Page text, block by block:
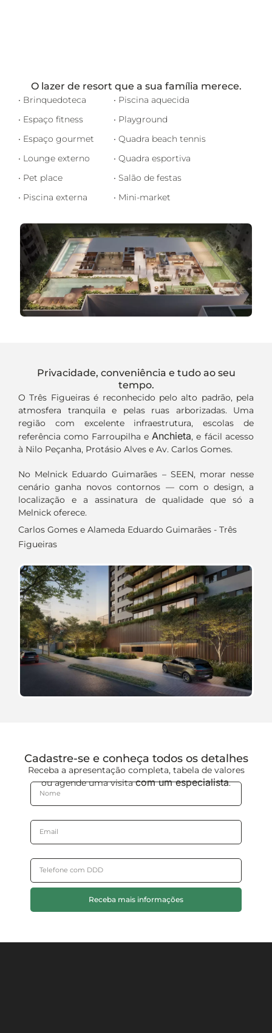
O lazer de resort que a sua família merece.
• Brinquedoteca
• Espaço fitness
• Espaço gourmet
• Lounge externo
• Pet place
• Piscina externa
• Piscina aquecida
• Playground
• Quadra beach tennis
• Quadra esportiva
• Salão de festas
• Mini-market
Privacidade, conveniência e tudo ao seu
tempo.
O Três Figueiras é reconhecido pelo alto padrão, pela
atmosfera tranquila e pelas ruas arborizadas. Uma
região com excelente infraestrutura, escolas de
referência como Farroupilha e Anchieta, e fácil acesso
à Nilo Peçanha, Protásio Alves e Av. Carlos Gomes.
No Melnick Eduardo Guimarães – SEEN, morar nesse
cenário ganha novos contornos — com o design, a
localização e a assinatura de qualidade que só a
Melnick oferece.
Carlos Gomes e Alameda Eduardo Guimarães - Três
Figueiras
Cadastre-se e conheça todos os detalhes
Receba a apresentação completa, tabela de valores
ou agende uma visitacom um especialista.
Receba mais informações